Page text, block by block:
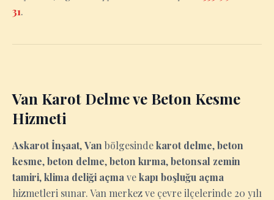
31.
Van Karot Delme ve Beton Kesme
Hizmeti
Askarot İnşaat,Van bölgesindekarot delme,beton
kesme,beton delme,beton kırma,betonsal zemin
tamiri,klima deliği açma vekapı boşluğu açma
hizmetleri sunar. Van merkez ve çevre ilçelerinde 20 yılı